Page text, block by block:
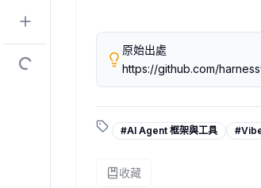
adoption workflow
harness review workflow
多種技術 stack 的 profile snippets
這次新增的繁體中文 README，不
目前 README 支援：
English / 한국어 / 日本語 / 简体中
如果你也在使用 AI coding agent，
謝謝大家給我這麼多支持與喜愛。
原始出處
https://github.com/
#AI Agent 框架與工具 #
收藏